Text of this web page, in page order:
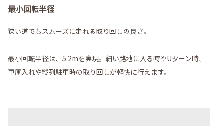
最小回転半径
狭い道でもスムーズに走れる取り回しの良さ。
最小回転半径は、5.2mを実現。細い路地に入る時やUターン時、
車庫入れや縦列駐車時の取り回しが軽快に行えます。